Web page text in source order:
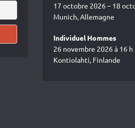
17 octobre 2026 – 18
Munich, Allemagne
Individuel Hommes
26 novembre 2026 à 16
Kontiolahti, Finlande